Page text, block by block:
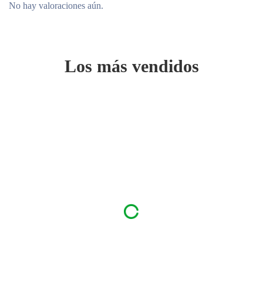
No hay valoraciones aún.
Los más vendidos